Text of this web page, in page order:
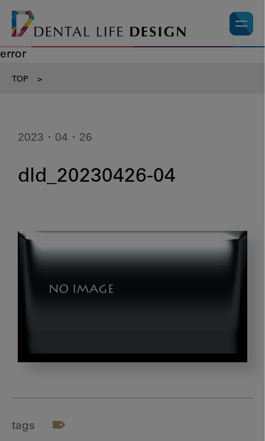
error
TOP >
2023・04・26
dld_20230426-04
tags